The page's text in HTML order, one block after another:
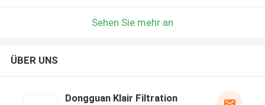
Sehen Sie mehr an
ÜBER UNS
Dongguan Klair Filtration